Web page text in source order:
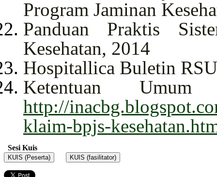
Program Jaminan
Panduan Praktis
Kesehatan, 2014
Hospitallica Buletin
Ketentuan
http://
klaim-bpjs-
Sesi Kuis
KUIS (Peserta) KUIS (fasilitator)